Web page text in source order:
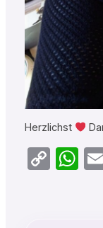
Herzlichst
Copy